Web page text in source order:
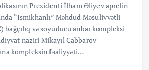
Prezidenti İlham Əliyev aprelin
“İsmikhanlı” Məhdud Məsuliyyətli
bağçılıq və soyuducu anbar kompleksi
naziri Mikayıl Cabbarov
kompleksin fəaliyyəti…